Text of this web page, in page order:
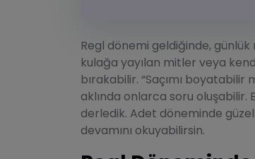
Regl dönemi geldiğinde,
kulağa yayılan mitler veya
bırakabilir. “Saçımı boyatabilir
aklında onlarca soru oluşabilir.
derledik. Adet döneminde
devamını okuyabilirsin.